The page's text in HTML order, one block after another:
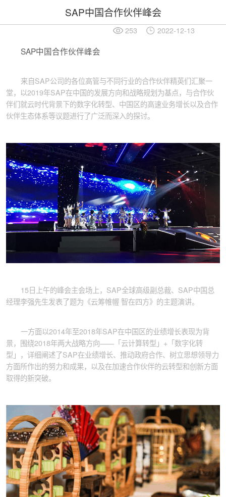
SAP中国合作伙伴峰会
253 2022-12-13
SAP中国合作伙伴峰会
来自SAP公司的各位高管与不同行业的合作伙伴精英们汇聚一
堂，以2019年SAP在中国的发展方向和战略规划为基点，与合作伙
伴们就云时代背景下的数字化转型、中国区的高速业务增长以及合作
伙伴生态体系等议题进行了广泛而深入的探讨。
15日上午的峰会主会场上，SAP全球高级副总裁、SAP中国总
经理李强先生发表了题为《云筹帷幄 智在四方》的主题演讲。
一方面以2014年至2018年SAP在中国区的业绩增长表现为背
景，围绕2018年两大战略方向——「云计算转型」+「数字化转
型」，详细阐述了SAP在业绩增长、推动政府合作、树立思想领导力
方面所作出的努力和成果，以及在加速合作伙伴的云转型和创新方面
取得的新突破。